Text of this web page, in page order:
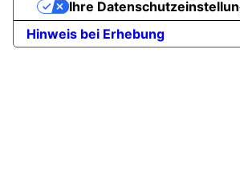
Hinweis bei Erhebung
Ihre